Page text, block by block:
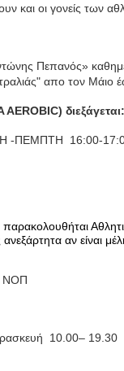
και οι γονείς των
Πεπανός»
απο τον Μάιο
διεξάγεται:
-ΠΕΜΠΤΗ 16:00-
αν είναι
ΝΟΠ
10.00– 19.30